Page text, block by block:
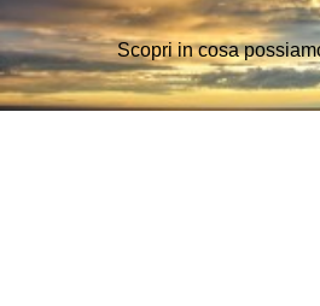
Scopri in cosa